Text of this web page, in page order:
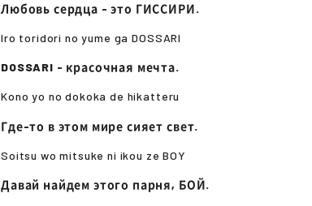
Любовь сердца - это ГИССИРИ.
Iro toridori no yume ga DOSSARI
DOSSARI - красочная мечта.
Kono yo no dokoka de hikatteru
Где-то в этом мире сияет свет.
Soitsu wo mitsuke ni ikou ze BOY
Давай найдем этого парня, БОЙ.